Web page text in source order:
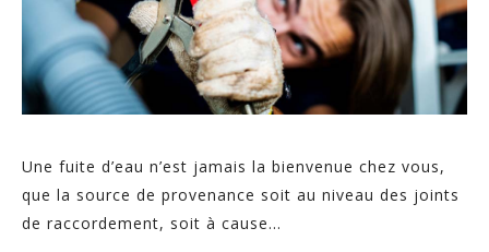
Une fuite d’eau n’est jamais la bienvenue chez vous,
que la source de provenance soit au niveau des joints
de raccordement, soit à cause...